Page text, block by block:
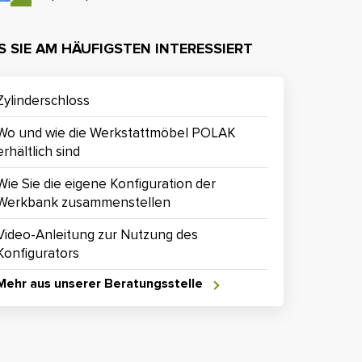
SIE AM HÄUFIGSTEN INTERESSIERT
und wie die Werkstattmöbel POLAK
sind
Sie die eigene Konfiguration der
zusammenstellen
Anleitung zur Nutzung des
aus unserer Beratungsstelle